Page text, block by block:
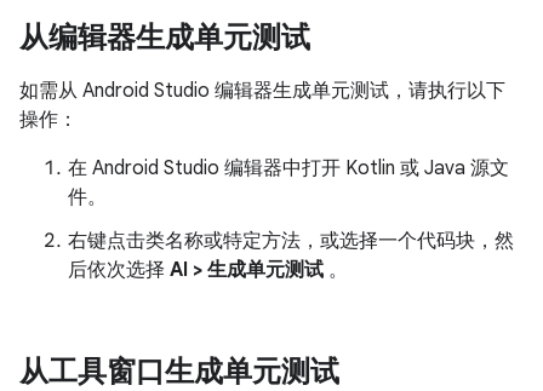
从编辑器生成单元测试
如需从 Android Studio 编辑器生成单元测试，请执行以下
操作：
在 Android Studio 编辑器中打开 Kotlin 或 Java 源文
件。
右键点击类名称或特定方法，或选择一个代码块，然
后依次选择 AI > 生成单元测试 。
从工具窗口生成单元测试